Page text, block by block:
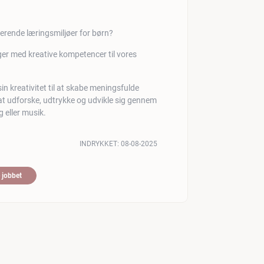
læringsmiljøer for børn?
med kreative kompetencer til vores
kreativitet til at skabe meningsfulde
udforske, udtrykke og udvikle sig gennem
eller musik.
INDRYKKET: 08-08-2025
jobbet